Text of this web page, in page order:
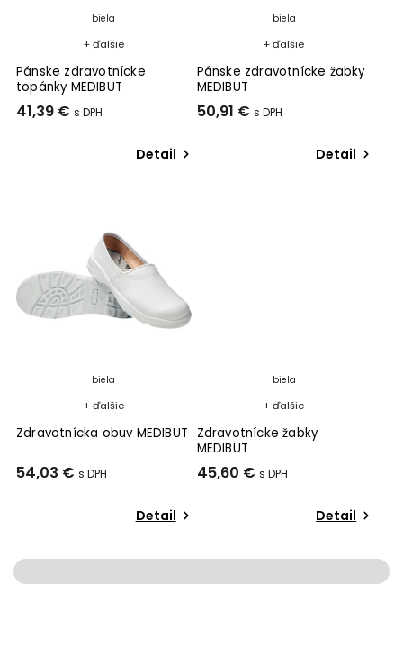
biela
+ ďalšie
Pánske zdravotnícke
topánky MEDIBUT
41,39 €
Detail
biela
+ ďalšie
Pánske zdravotnícke žabky
MEDIBUT
50,91 €
Detail
biela
+ ďalšie
Zdravotnícka obuv MEDIBUT
54,03 €
Detail
biela
+ ďalšie
Zdravotnícke žabky
MEDIBUT
45,60 €
Detail